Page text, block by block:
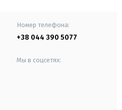
Номер телефона:
+38 044 390 5077
Мы в соцсетях: